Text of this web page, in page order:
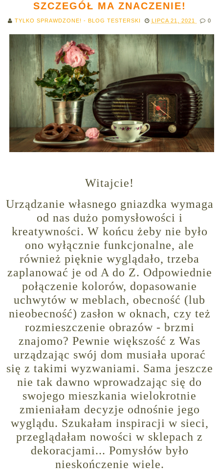
SZCZEGÓŁ MA ZNACZENIE!
TYLKO SPRAWDZONE! - BLOG TESTERSKI LIPCA 21, 2021 0
Witajcie!
Urządzanie własnego gniazdka wymaga
od nas dużo pomysłowości i
kreatywności. W końcu żeby nie było
ono wyłącznie funkcjonalne, ale
również pięknie wyglądało, trzeba
zaplanować je od A do Z. Odpowiednie
połączenie kolorów, dopasowanie
uchwytów w meblach, obecność (lub
nieobecność) zasłon w oknach, czy też
rozmieszczenie obrazów - brzmi
znajomo? Pewnie większość z Was
urządzając swój dom musiała uporać
się z takimi wyzwaniami. Sama jeszcze
nie tak dawno wprowadzając się do
swojego mieszkania wielokrotnie
zmieniałam decyzje odnośnie jego
wyglądu. Szukałam inspiracji w sieci,
przeglądałam nowości w sklepach z
dekoracjami... Pomysłów było
nieskończenie wiele.